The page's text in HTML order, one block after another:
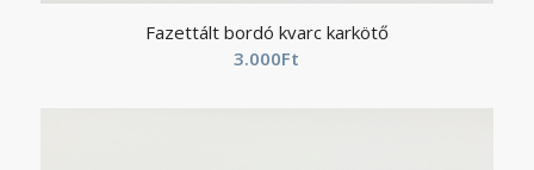
Fazettált bordó kvarc karkötő
3.000Ft